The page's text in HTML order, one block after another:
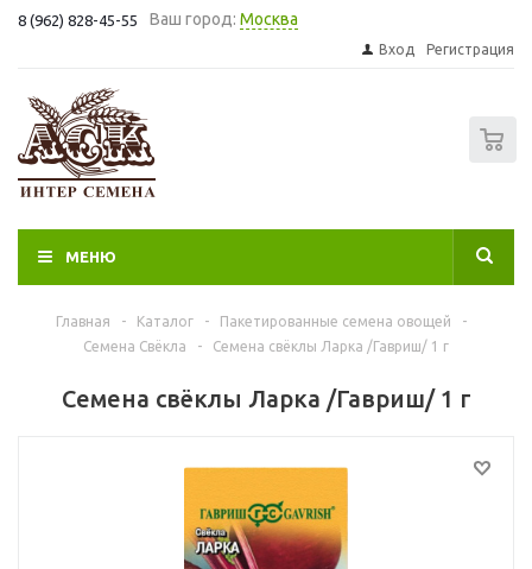
8 (962) 828-45-55 Ваш город: Москва
Вход Регистрация
МЕНЮ
Главная - Каталог - Пакетированные семена овощей
-
Семена Свёкла
- Семена свёклы Ларка /Гавриш/ 1 г
Семена свёклы Ларка /Гавриш/ 1 г